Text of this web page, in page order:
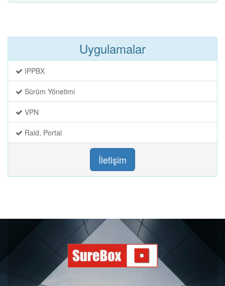
Uygulamalar
IPPBX
Sürüm Yönetimi
VPN
Raid, Portal
İletişim